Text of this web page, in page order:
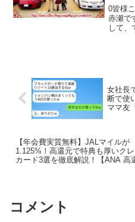
して
0皆様
赤瀬で
して、
女社長
断で使
ママ友
【年会費実質無料】JALマイルが
1.125%！高還元で特典も厚いクレ
カード3選を徹底解説！【ANA 高
コメント